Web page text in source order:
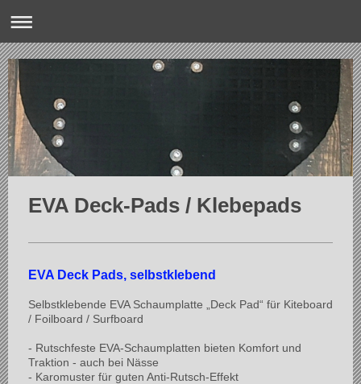
EVA Deck-Pads / Klebepads
EVA Deck Pads, selbstklebend
Selbstklebende EVA Schaumplatte „Deck Pad“ für Kiteboard
/ Foilboard / Surfboard
- Rutschfeste EVA-Schaumplatten bieten Komfort und
Traktion - auch bei Nässe
- Karomuster für guten Anti-Rutsch-Effekt